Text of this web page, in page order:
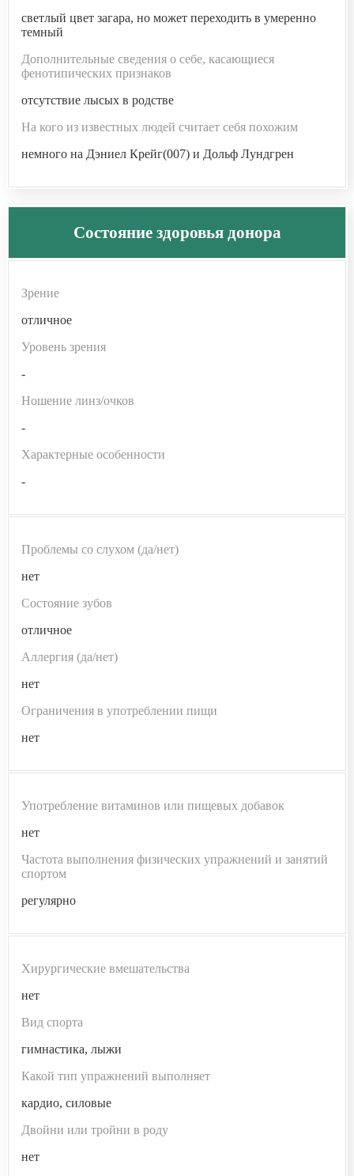
светлый цвет загара, но может переходить в умеренно
темный
Дополнительные сведения о себе, касающиеся
фенотипических признаков
отсутствие лысых в родстве
На кого из известных людей считает себя похожим
немного на Дэниел Крейг(007) и Дольф Лундгрен
Состояние здоровья донора
Зрение
отличное
Уровень зрения
-
Ношение линз/очков
-
Характерные особенности
-
Проблемы со слухом (да/нет)
нет
Состояние зубов
отличное
Аллергия (да/нет)
нет
Ограничения в употреблении пищи
нет
Употребление витаминов или пищевых добавок
нет
Частота выполнения физических упражнений и занятий
спортом
регулярно
Хирургические вмешательства
нет
Вид спорта
гимнастика, лыжи
Какой тип упражнений выполняет
кардио, силовые
Двойни или тройни в роду
нет